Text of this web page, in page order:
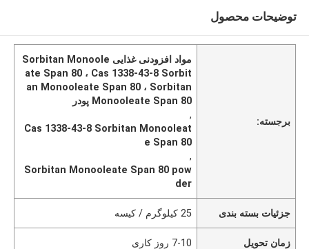
توضیحات محصول
برجسته:
مواد افزودنی غذایی Sorbitan Monoole
ate Span 80 ، Cas 1338-43-8 Sorbit
an Monooleate Span 80 ، Sorbitan
Monooleate Span 80 پودر
,
Cas 1338-43-8 Sorbitan Monooleat
e Span 80
,
Sorbitan Monooleate Span 80 pow
der
جزئیات بسته بندی 25 کیلوگرم / کیسه
زمان تحویل 7-10 روز کاری